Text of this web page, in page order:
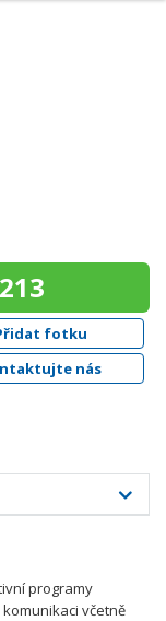
fotku
nás
programy
včetně